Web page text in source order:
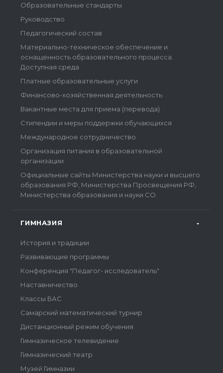
Образовательные стандарты
Руководство
Педагогический состав
Материально-техническое обеспечение и
оснащенность образовательного процесса.
Доступная среда
Платные образовательные услуги
Финансово-хозяйственная деятельность
Вакантные места для приема (перевода)
Стипендии и меры поддержки обучающихся
Международное сотрудничество
Организация питания в образовательной
организации
Официальные сайты Министерства науки и высшего
образования РФ, Министерства Просвещения РФ,
Министерства образования и науки СО
ГИМНАЗИЯ
История и традиции
Развивающие программы
Конференция "Педагог- исследователь"
Наставничество
Классы БАС
Самарский математический турнир
Дистанционный режим обучения
Гимназическое телевидение
Гимназический театр
Музей Гимназии